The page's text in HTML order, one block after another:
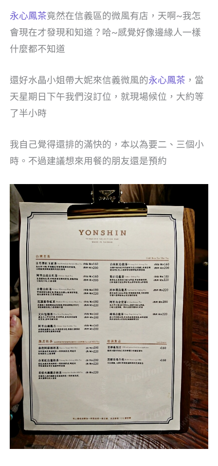
永心鳳茶竟然在信義區的微風有店，天啊~我怎
會現在才發現和知道？哈~感覺好像邊緣人一樣
什麼都不知道
還好水晶小姐帶大妮來信義微風的永心鳳茶 ，當
天星期日下午我們沒訂位，就現場候位，大約等
了半小時
我自己覺得還排的滿快的，本以為要二、三個小
時。不過建議想來用餐的朋友還是預約